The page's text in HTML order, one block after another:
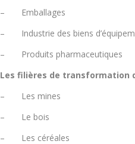
– Emballages
– Industrie des biens
– Produits pharmaceutiques
Les filières de transformation
– Les mines
– Le bois
– Les céréales